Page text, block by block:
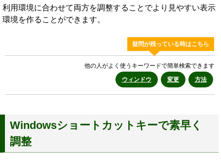
利用環境に合わせて両方を調整することでより見やすい表示
環境を作ることができます。
疑問が残っている時はこちら
他の人がよく使うキーワードで簡単検索できます
ウィンドウ
変更 方法
Windowsショートカットキーで素早く
調整